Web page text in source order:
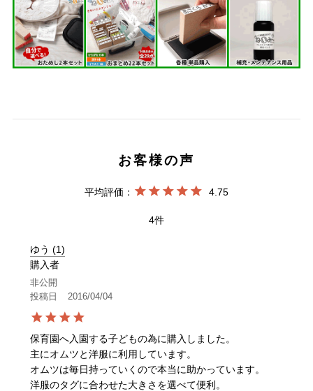
4.75
4
ゆう
1
購入者
非公開
投稿日
2016/04/04
保育園へ入園する子どもの為に購入しました。
主にオムツと洋服に利用しています。
オムツは毎日持っていくので本当に助かっています。
洋服のタグに合わせた大きさを選べて便利。